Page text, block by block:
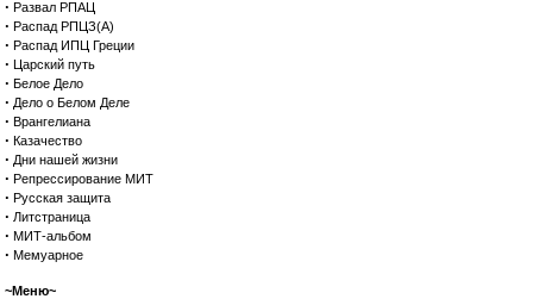
· Развал РПАЦ
· Распад РПЦЗ(А)
· Распад ИПЦ Греции
· Царский путь
· Белое Дело
· Дело о Белом Деле
· Врангелиана
· Казачество
· Дни нашей жизни
· Репрессирование МИТ
· Русская защита
· Литстраница
· МИТ-альбом
· Мемуарное
~Меню~